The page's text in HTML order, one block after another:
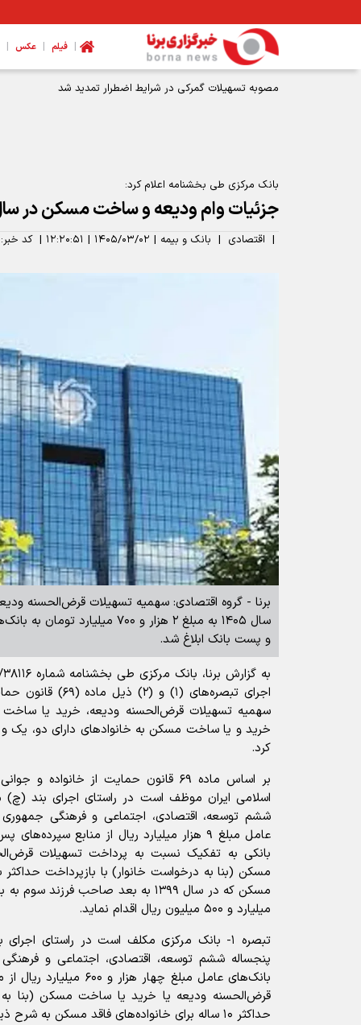
| فیلم | عکس |
مصوبه تسهیلات گمرکی در شرایط اضطرار تمدید شد
بانک مرکزی طی بخشنامه اعلام کرد:
جزئیات وام ودیعه و ساخت مسکن در سال
| اقتصادی | بانک و بیمه | ۱۴۰۵/۰۳/۰۲ | ۱۲:۲۰:۵۱ | کد خبر:
برنا - گروه اقتصادی: سهمیه تسهیلات قرض‌الحسنه
سال ۱۴۰۵ به مبلغ ۲ هزار و ۷۰۰
و پست بانک ابلاغ شد.
اجرای تبصره‌های (۱)
سهمیه تسهیلات قرض‌الحسنه ودیعه، خرید یا
کرد.
بر اساس ماده ۶۹ قانون حمایت از
ششم توسعه، اقتصادی، اجتماعی و فرهنگی جمهوری
عامل مبلغ ۹ هزار میلیارد ریال از منابع
بانکی به تفکیک نسبت به پرداخت تسهیلات
مسکن (بنا به درخواست خانوار) با بازپرداخت حداکثر
مسکن که در سال ۱۳۹۹ به بعد صاحب
میلیارد و ۵۰۰ میلیون ریال اقدام نماید.
پنجساله ششم توسعه، اقتصادی، اجتماعی و
بانک‌های عامل مبلغ چهار
قرض‌الحسنه ودیعه یا خرید یا ساخت مسکن (بنا به
حداکثر ۱۰ ساله برای خانواده‌های فاقد مسکن به شرح ذیل اقدام نماید: